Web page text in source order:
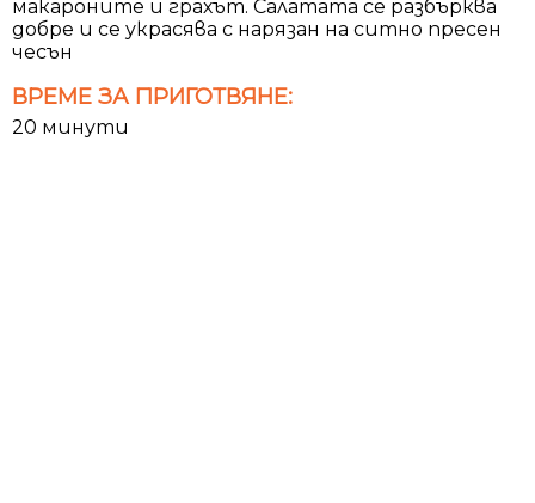
макароните и грахът. Салатата се разбърква
добре и се украсява с нарязан на ситно пресен
чесън
ВРЕМЕ ЗА ПРИГОТВЯНЕ:
20 минути